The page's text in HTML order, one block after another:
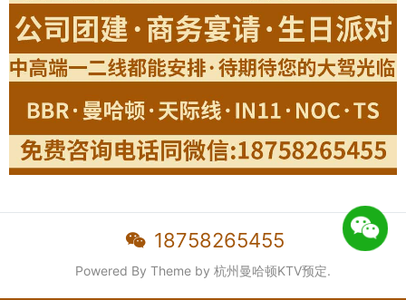
18758265455
Powered By Theme by 杭州曼哈顿KTV预定.